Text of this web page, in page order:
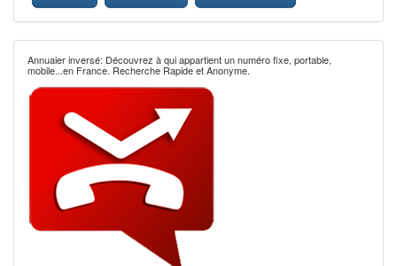
Annuaier inversé: Découvrez à qui appartient un numéro fixe, portable,
mobile...en France. Recherche Rapide et Anonyme.